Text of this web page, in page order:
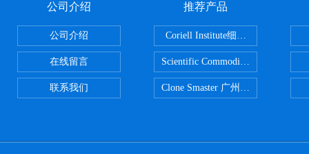
公司介绍
公司介绍
在线留言
联系我们
推荐产品
Scientific CommoditiesPE管 广州
Clone Smaster 广州鸿程代理